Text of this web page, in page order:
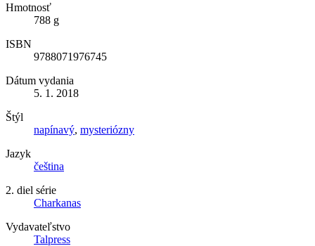
Hmotnosť
788 g
ISBN
9788071976745
Dátum vydania
5. 1. 2018
Štýl
napínavý, mysteriózny
Jazyk
čeština
2. diel série
Charkanas
Vydavateľstvo
Talpress